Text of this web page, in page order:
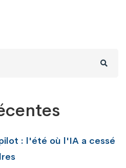
: l'été où l'IA a cessé